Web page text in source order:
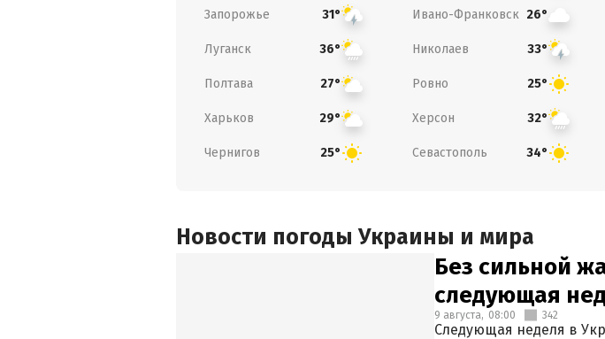
Запорожье 31° Ивано-Франковск 26°
Луганск 36° Николаев 33°
Полтава 27° Ровно 25°
Харьков 29° Херсон 32°
Чернигов 25° Севастополь 34°
Новости погоды Украины и мира
Без сильной
следующая
9 августа, 08:00 342
Следующая неделя в